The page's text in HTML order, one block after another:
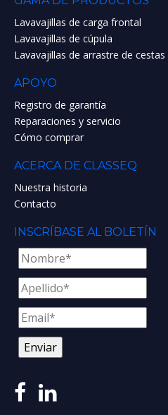
Lavavajillas de carga frontal
Lavavajillas de cúpula
Lavavajillas de arrastre de cestas
APOYO
Registro de garantía
Reparaciones y servicio
Cómo comprar
ACERCA DE CLASSEQ
Nuestra historia
Contacto
INSCRÍBASE AL BOLETÍN